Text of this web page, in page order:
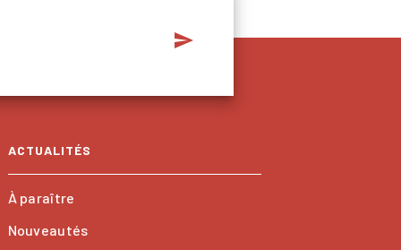
send
ACTUALITÉS
À paraître
Nouveautés